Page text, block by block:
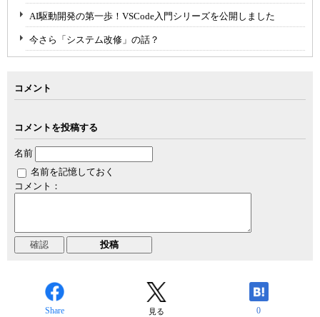
AI駆動開発の第一歩！VSCode入門シリーズを公開しました
今さら「システム改修」の話？
コメント
コメントを投稿する
名前
名前を記憶しておく
コメント：
Share 見る 0